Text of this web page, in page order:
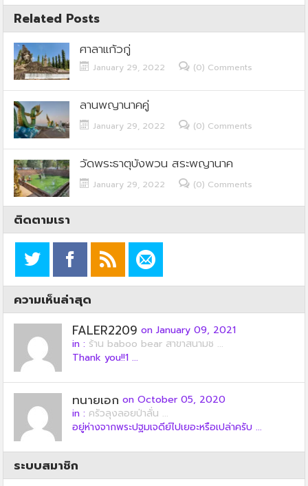
Related Posts
ศาลาแก้วกู่
January 29, 2022 (0) Comments
ลานพญานาคคู่
January 29, 2022 (0) Comments
วัดพระธาตุบังพวน สระพญานาค
January 29, 2022 (0) Comments
ติดตามเรา
ความเห็นล่าสุด
FALER2209 on January 09, 2021
in : ร้าน baboo bear สาขาสนามช ...
Thank you!!1 ...
ทนายเอก on October 05, 2020
in : ครัวลุงลอยป่าลั่น ...
อยู่ห่างจากพระปฐมเจดีย์ไปเยอะหรือเปล่าครับ ...
ระบบสมาชิก